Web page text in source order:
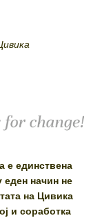
е единствена
еден начин не
на Цивика
и соработка